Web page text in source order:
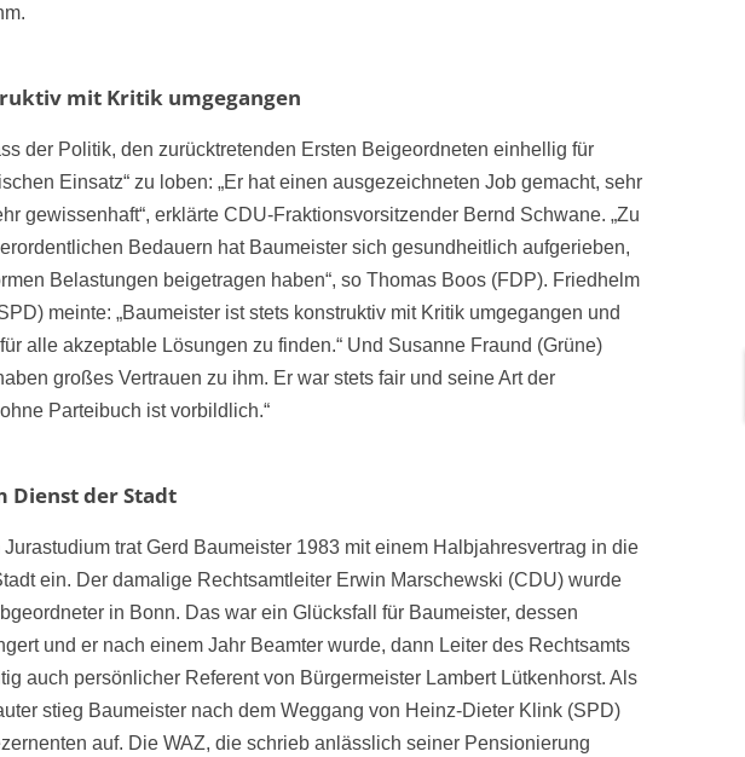
mit Kritik umgegangen
der Politik, den zurücktretenden Ersten Beigeordneten einhellig für
Einsatz“ zu loben: „Er hat einen ausgezeichneten Job gemacht, sehr
gewissenhaft“, erklärte CDU-Fraktionsvorsitzender Bernd Schwane. „Zu
Bedauern hat Baumeister sich gesundheitlich aufgerieben,
Belastungen beigetragen haben“, so Thomas Boos (FDP). Friedhelm
meinte: „Baumeister ist stets konstruktiv mit Kritik umgegangen und
alle akzeptable Lösungen zu finden.“ Und Susanne Fraund (Grüne)
großes Vertrauen zu ihm. Er war stets fair und seine Art der
Parteibuch ist vorbildlich.“
Dienst der Stadt
Jurastudium trat Gerd Baumeister 1983 mit einem Halbjahresvertrag in die
ein. Der damalige Rechtsamtleiter Erwin Marschewski (CDU) wurde
in Bonn. Das war ein Glücksfall für Baumeister, dessen
und er nach einem Jahr Beamter wurde, dann Leiter des Rechtsamts
auch persönlicher Referent von Bürgermeister Lambert Lütkenhorst. Als
stieg Baumeister nach dem Weggang von Heinz-Dieter Klink (SPD)
auf. Die WAZ, die schrieb anlässlich seiner Pensionierung